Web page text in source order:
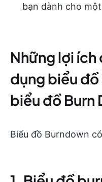
bạn dành cho
Những lợi ích
dụng biểu đồ
biểu đồ Burn
Biểu đồ Burndown